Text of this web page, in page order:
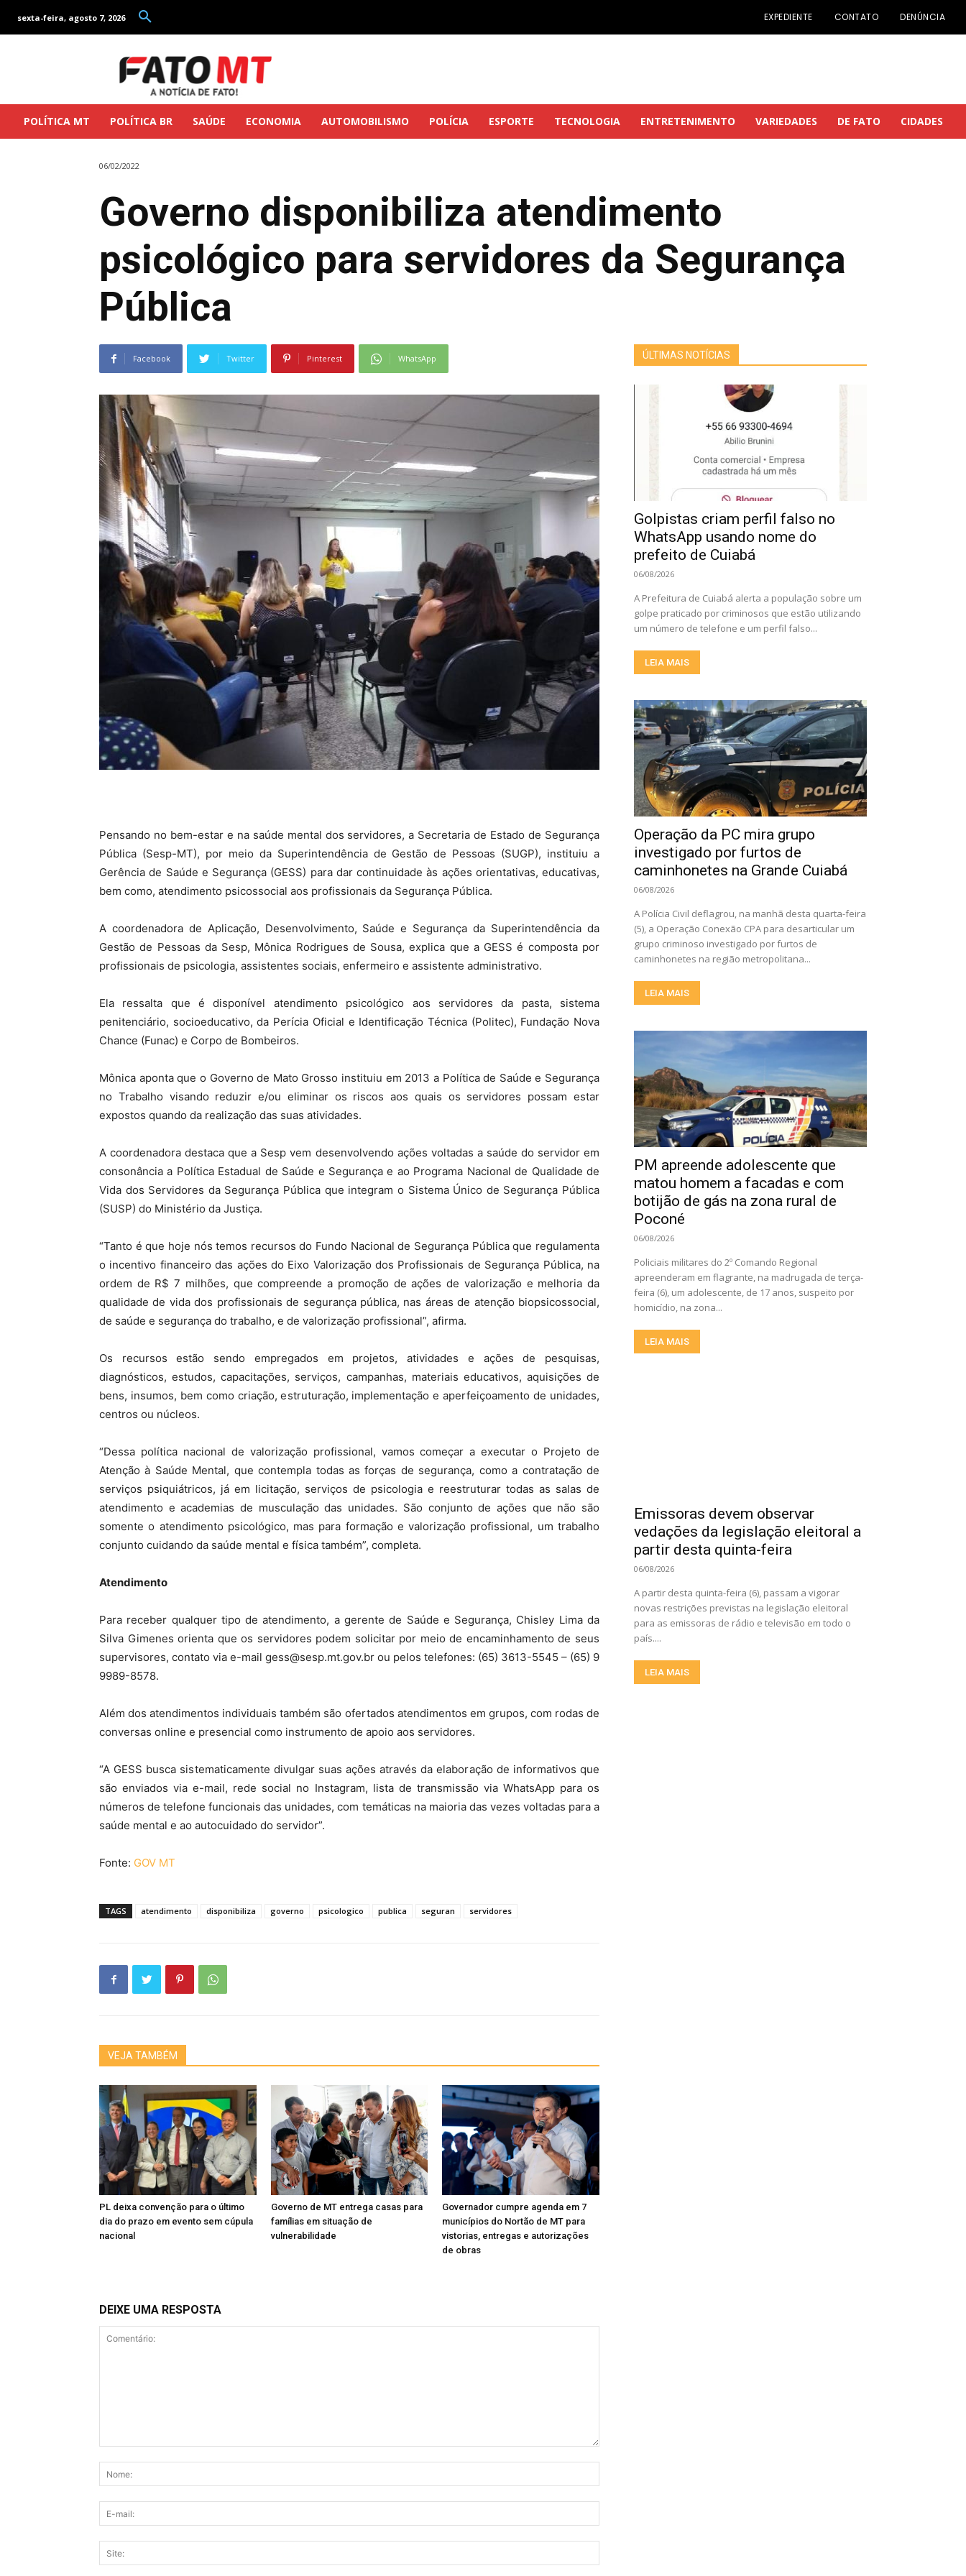
sexta-feira, agosto 7, 2026 EXPEDIENTE CONTATO DENÚNCIA
POLÍTICA MT POLÍTICA BR SAÚDE ECONOMIA AUTOMOBILISMO POLÍCIA ESPORTE TECNOLOGIA ENTRETENIMENTO VARIEDADES DE FATO CIDADES
06/02/2022
Governo disponibiliza atendimento
psicológico para servidores da Segurança
Pública
Facebook Twitter Pinterest WhatsApp
Pensando no bem-estar e na saúde mental dos servidores, a Secretaria de Estado de Segurança
Pública (Sesp-MT), por meio da Superintendência de Gestão de Pessoas (SUGP), instituiu a
Gerência de Saúde e Segurança (GESS) para dar continuidade às ações orientativas, educativas,
bem como, atendimento psicossocial aos profissionais da Segurança Pública.
A coordenadora de Aplicação, Desenvolvimento, Saúde e Segurança da Superintendência da
Gestão de Pessoas da Sesp, Mônica Rodrigues de Sousa, explica que a GESS é composta por
profissionais de psicologia, assistentes sociais, enfermeiro e assistente administrativo.
Ela ressalta que é disponível atendimento psicológico aos servidores da pasta, sistema
penitenciário, socioeducativo, da Perícia Oficial e Identificação Técnica (Politec), Fundação Nova
Chance (Funac) e Corpo de Bombeiros.
Mônica aponta que o Governo de Mato Grosso instituiu em 2013 a Política de Saúde e Segurança
no Trabalho visando reduzir e/ou eliminar os riscos aos quais os servidores possam estar
expostos quando da realização das suas atividades.
A coordenadora destaca que a Sesp vem desenvolvendo ações voltadas a saúde do servidor em
consonância a Política Estadual de Saúde e Segurança e ao Programa Nacional de Qualidade de
Vida dos Servidores da Segurança Pública que integram o Sistema Único de Segurança Pública
(SUSP) do Ministério da Justiça.
“Tanto é que hoje nós temos recursos do Fundo Nacional de Segurança Pública que regulamenta
o incentivo financeiro das ações do Eixo Valorização dos Profissionais de Segurança Pública, na
ordem de R$ 7 milhões, que compreende a promoção de ações de valorização e melhoria da
qualidade de vida dos profissionais de segurança pública, nas áreas de atenção biopsicossocial,
de saúde e segurança do trabalho, e de valorização profissional”, afirma.
Os recursos estão sendo empregados em projetos, atividades e ações de pesquisas,
diagnósticos, estudos, capacitações, serviços, campanhas, materiais educativos, aquisições de
bens, insumos, bem como criação, estruturação, implementação e aperfeiçoamento de unidades,
centros ou núcleos.
“Dessa política nacional de valorização profissional, vamos começar a executar o Projeto de
Atenção à Saúde Mental, que contempla todas as forças de segurança, como a contratação de
serviços psiquiátricos, já em licitação, serviços de psicologia e reestruturar todas as salas de
atendimento e academias de musculação das unidades. São conjunto de ações que não são
somente o atendimento psicológico, mas para formação e valorização profissional, um trabalho
conjunto cuidando da saúde mental e física também”, completa.
Atendimento
Para receber qualquer tipo de atendimento, a gerente de Saúde e Segurança, Chisley Lima da
Silva Gimenes orienta que os servidores podem solicitar por meio de encaminhamento de seus
supervisores, contato via e-mail gess@sesp.mt.gov.br ou pelos telefones: (65) 3613-5545 – (65) 9
9989-8578.
Além dos atendimentos individuais também são ofertados atendimentos em grupos, com rodas de
conversas online e presencial como instrumento de apoio aos servidores.
“A GESS busca sistematicamente divulgar suas ações através da elaboração de informativos que
são enviados via e-mail, rede social no Instagram, lista de transmissão via WhatsApp para os
números de telefone funcionais das unidades, com temáticas na maioria das vezes voltadas para a
saúde mental e ao autocuidado do servidor”.
Fonte: GOV MT
TAGS atendimento disponibiliza governo psicologico publica seguran servidores
VEJA TAMBÉM
PL deixa convenção para o último
dia do prazo em evento sem cúpula
nacional
Governo de MT entrega casas para
famílias em situação de
vulnerabilidade
Governador cumpre agenda em 7
municípios do Nortão de MT para
vistorias, entregas e autorizações
de obras
DEIXE UMA RESPOSTA
mail:
ÚLTIMAS NOTÍCIAS
Golpistas criam perfil falso no
WhatsApp usando nome do
prefeito de Cuiabá
06/08/2026
A Prefeitura de Cuiabá alerta a população sobre um
golpe praticado por criminosos que estão utilizando
um número de telefone e um perfil falso...
LEIA MAIS
Operação da PC mira grupo
investigado por furtos de
caminhonetes na Grande Cuiabá
06/08/2026
A Polícia Civil deflagrou, na manhã desta quarta-feira
(5), a Operação Conexão CPA para desarticular um
grupo criminoso investigado por furtos de
caminhonetes na região metropolitana...
LEIA MAIS
PM apreende adolescente que
matou homem a facadas e com
botijão de gás na zona rural de
Poconé
06/08/2026
Policiais militares do 2º Comando Regional
apreenderam em flagrante, na madrugada de terça-
feira (6), um adolescente, de 17 anos, suspeito por
homicídio, na zona...
LEIA MAIS
Emissoras devem observar
vedações da legislação eleitoral a
partir desta quinta-feira
06/08/2026
A partir desta quinta-feira (6), passam a vigorar
novas restrições previstas na legislação eleitoral
para as emissoras de rádio e televisão em todo o
país....
LEIA MAIS